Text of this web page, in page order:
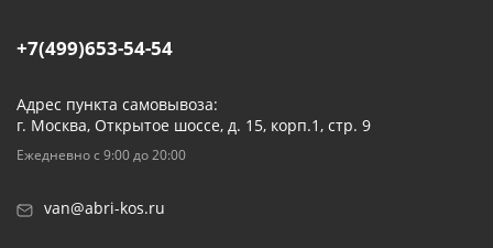
+7(499)653-54-54
Адрес пункта самовывоза:
г. Москва, Открытое шоссе, д. 15, корп.1, стр. 9
Ежедневно с 9:00 до 20:00
van@abri-kos.ru